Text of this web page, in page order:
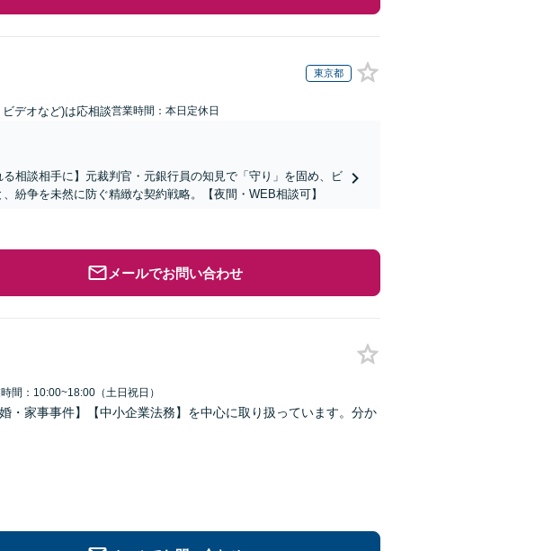
東京都
デオなど)は応相談営業時間：本日定休日
相談相手に】元裁判官・元銀行員の知見で「守り」を固め、ビ
紛争を未然に防ぐ精緻な契約戦略。【夜間・WEB相談可】
メールでお問い合わせ
間：10:00~18:00（土日祝日）
家事事件】【中小企業法務】を中心に取り扱っています。分か